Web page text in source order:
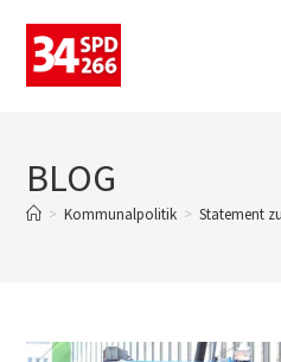
BLOG
> Kommunalpolitik > Statement